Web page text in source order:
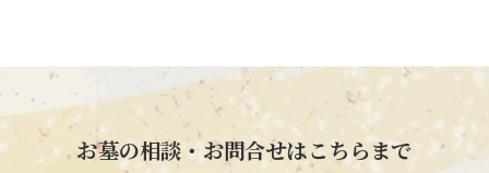
お墓の相談・お問合せはこちらまで